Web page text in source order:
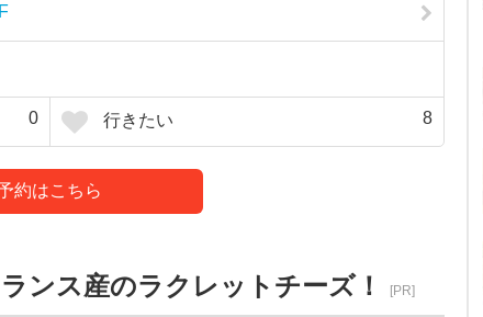
0 行きたい 8
約はこちら
ンス産のラクレットチーズ！ [PR]